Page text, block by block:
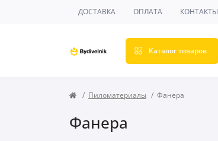
ДОСТАВКА ОПЛАТА КОНТАКТЫ
Каталог товаров
Пиломатериалы Фанера
Фанера